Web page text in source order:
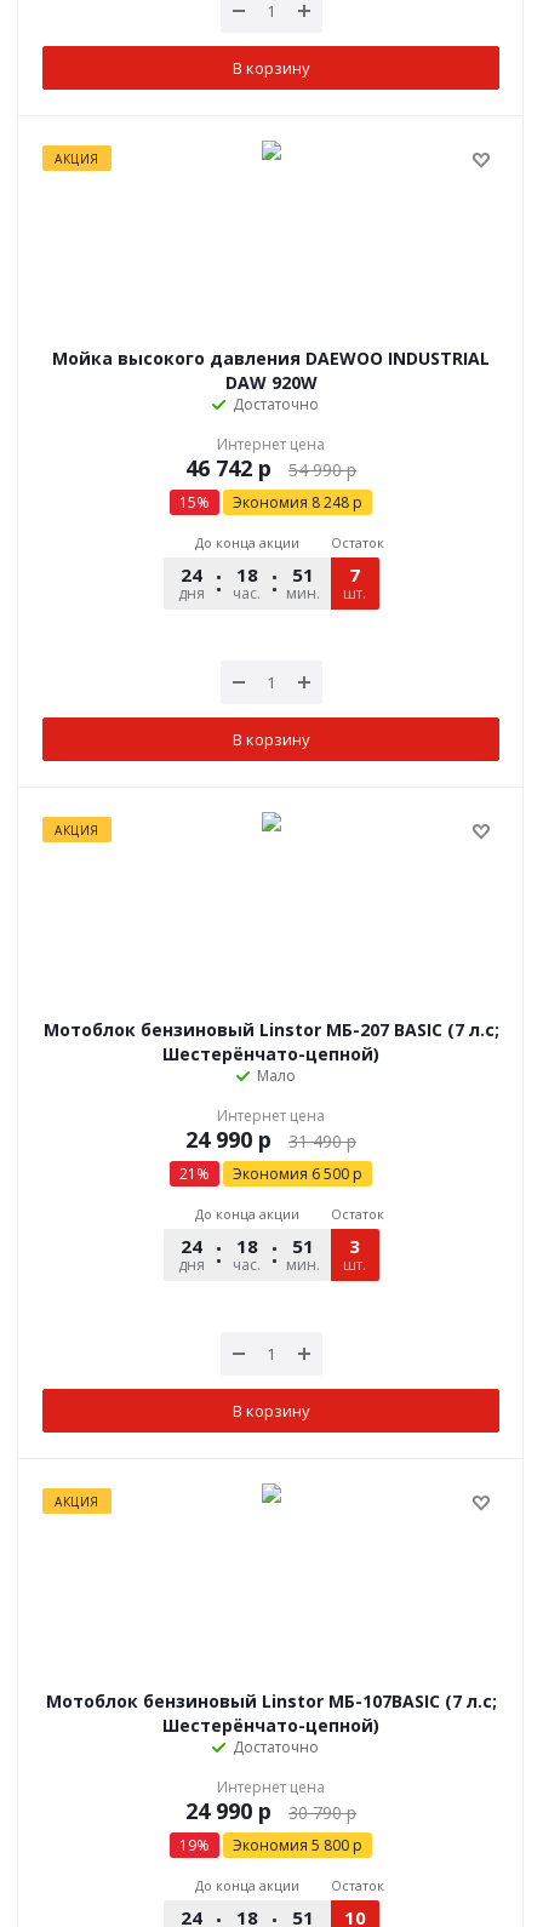
В корзину
АКЦИЯ
Мойка высокого давления DAEWOO INDUSTRIAL
DAW 920W
Достаточно
Интернет цена
р 54 990р
15% Экономия 8 248 р
До конца акции
24
дня
18
час.
51
мин.
12
сек.
Остаток
7
шт.
В корзину
АКЦИЯ
Мотоблок бензиновый Linstor МБ-207 BASIC (7 л.с;
Шестерёнчато-цепной)
Мало
Интернет цена
р 31 490р
21 % Экономия 6 500 р
До конца акции
24
дня
18
час.
51
мин.
12
сек.
Остаток
3
шт.
В корзину
АКЦИЯ
Мотоблок бензиновый Linstor МБ-107BASIC (7 л.с;
Шестерёнчато-цепной)
Достаточно
Интернет цена
р 30 790р
19% Экономия 5 800 р
До конца акции
24 18 51 12
Остаток
10